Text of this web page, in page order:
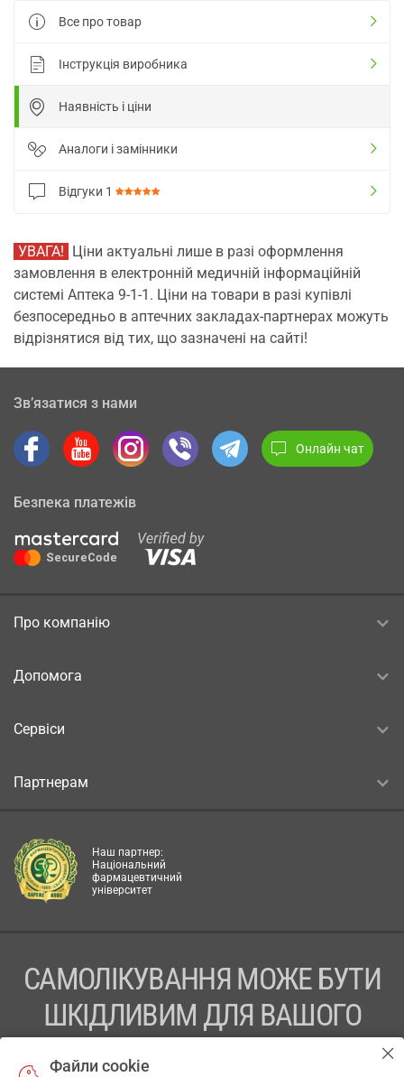
Все про товар
Інструкція виробника
Наявність і ціни
Аналоги і замінники
Відгуки 1
УВАГА! Ціни актуальні лише в разі оформлення
замовлення в електронній медичній інформаційній
системі Аптека 9-1-1. Ціни на товари в разі купівлі
безпосередньо в аптечних закладах-партнерах можуть
відрізнятися від тих, що зазначені на сайті!
Зв’язатися з нами
Онлайн чат
Безпека платежів
Про компанію
Допомога
Сервіси
Партнерам
Наш партнер:
Національний
фармацевтичний
університет
САМОЛІКУВАННЯ МОЖЕ БУТИ
ШКІДЛИВИМ ДЛЯ ВАШОГО
Файли cookie